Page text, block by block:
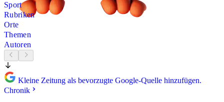
Sport
Rubriken
Orte
Themen
Autoren
Kleine Zeitung als bevorzugte Google-Quelle hinzufügen.
Chronik